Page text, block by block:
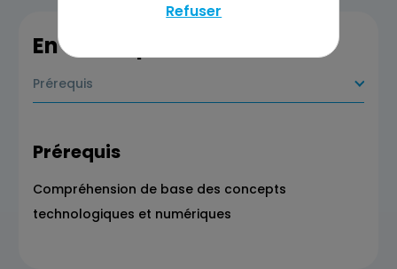
En savoir plus
Prérequis
Prérequis
Compréhension de base des concepts
technologiques et numériques
Refuser